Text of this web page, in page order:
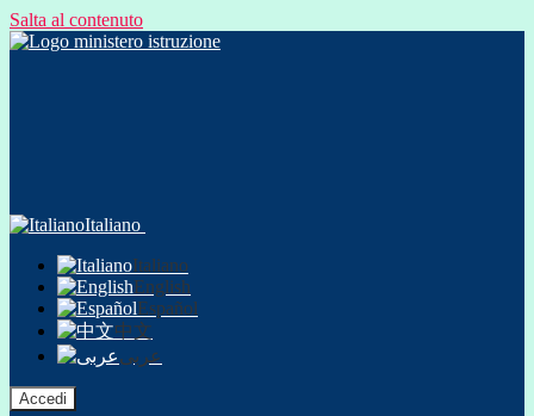
Salta al contenuto
Italiano
Italiano
English
Español
中文
عربى
Accedi